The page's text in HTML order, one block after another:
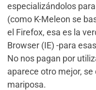
especializándolos
(como K-Meleon se
el Firefox, esa es la
Browser (IE) -para
No nos pagan por
aparece otro mejor,
mariposa.